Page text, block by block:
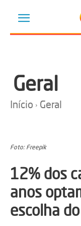
Geral
Início Geral
Foto: Freepik
12% dos
anos
escolha